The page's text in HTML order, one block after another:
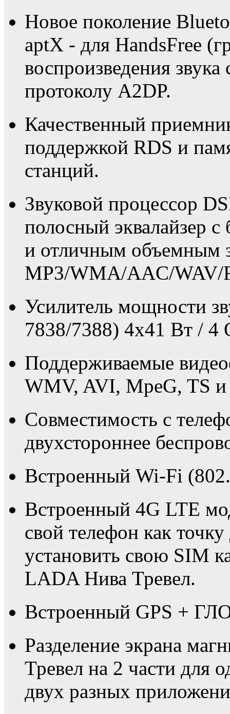
Новое поколение
aptX - для HandsFree
воспроизведения
протоколу A2DP.
Качественный
поддержкой RDS и
станций.
Звуковой процессор
полосный эквалайзер
и отличным объемным
MP3/WMA/AAC/WAV/
Усилитель мощности
7838/7388) 4x41 Вт / 4
Поддерживаемые
WMV, AVI, MpeG, TS и
Совместимость с
двухстороннее
Встроенный Wi-Fi
Встроенный 4G LTE
свой телефон как
установить свою SIM
LADA Нива Тревел.
Встроенный GPS +
Разделение экрана
Тревел на 2 части для
двух разных